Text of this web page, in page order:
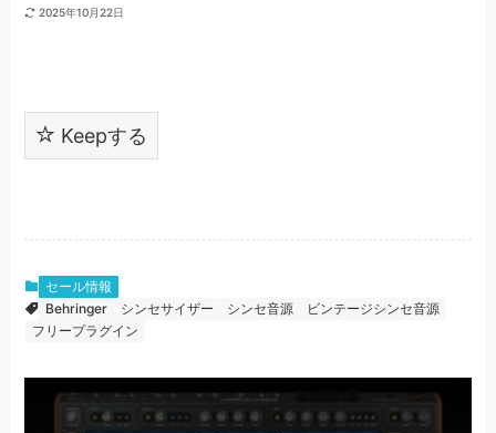
2025年10月22日
Keepする
セール情報
Behringer
シンセサイザー シンセ音源
ビンテージシンセ音源
フリープラグイン